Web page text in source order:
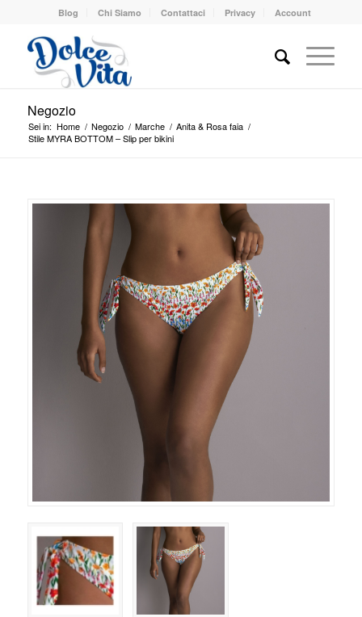
Blog Chi Siamo Contattaci Privacy Account
Negozio
Sei in: Home / Negozio / Marche / Anita & Rosa faia /
Stile MYRA BOTTOM – Slip per bikini